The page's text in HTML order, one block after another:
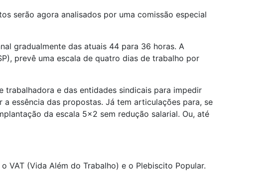
serão agora analisados por uma comissão especial
gradualmente das atuais 44 para 36 horas. A
prevê uma escala de quatro dias de trabalho por
e das entidades sindicais para impedir
essência das propostas. Já tem articulações para, se
da escala 5x2 sem redução salarial. Ou, até
(Vida Além do Trabalho) e o Plebiscito Popular.